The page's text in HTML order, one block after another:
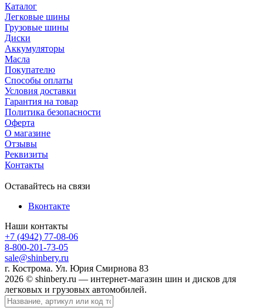
Каталог
Легковые шины
Грузовые шины
Диски
Аккумуляторы
Масла
Покупателю
Способы оплаты
Условия доставки
Гарантия на товар
Политика безопасности
Оферта
О магазине
Отзывы
Реквизиты
Контакты
Оставайтесь на связи
Вконтакте
Наши контакты
+7 (4942) 77-08-06
8-800-201-73-05
sale@shinbery.ru
г. Кострома. Ул. Юрия Смирнова 83
2026 © shinbery.ru — интернет-магазин шин и дисков для
легковых и грузовых автомобилей.